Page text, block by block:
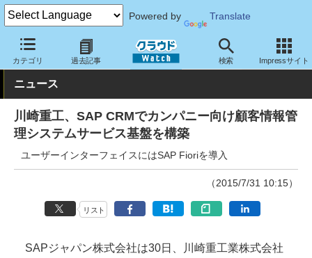
Powered by Translate
カテゴリ 過去記事 検索 Impressサイト
クラウド Watch トピック 導入事例 基幹業務
ニュース
川崎重工、SAP CRMでカンパニー向け顧客情報管
理システムサービス基盤を構築
ユーザーインターフェイスにはSAP Fioriを導入
（2015/7/31 10:15）
リスト
SAPジャパン株式会社は30日、川崎重工業株式会社